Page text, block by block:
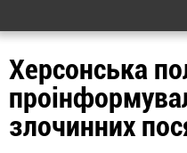
Херсонська
злочинних